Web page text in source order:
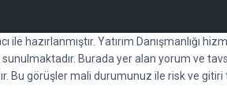
hazırlanmıştır. Yatırım
Burada yer alan yorum ve
Bu görüşler mali durumunuz ile risk ve